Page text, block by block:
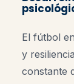
El fútbol en
y
constante